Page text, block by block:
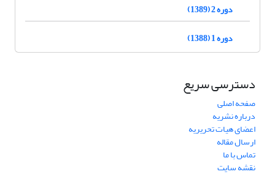
دوره 2 (1389)
دوره 1 (1388)
دسترسی سریع
صفحه اصلی
درباره نشریه
اعضای هیات تحریریه
ارسال مقاله
تماس با ما
نقشه سایت